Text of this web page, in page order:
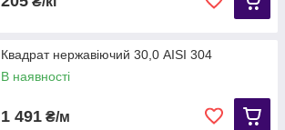
Квадрат нержавіючий 30,0 AISI 304
В наявності
1 491 ₴/м